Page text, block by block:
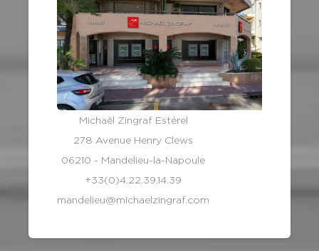
Michaël Zingraf Estérel
278 Avenue Henry Clews
06210 - Mandelieu-la-Napoule
+33(0)4.22.39.14.39
mandelieu@michaelzingraf.com